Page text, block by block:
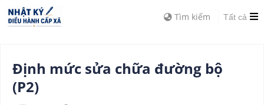
Tìm kiếm Tất cả
Định mức sửa chữa đường bộ
(P2)